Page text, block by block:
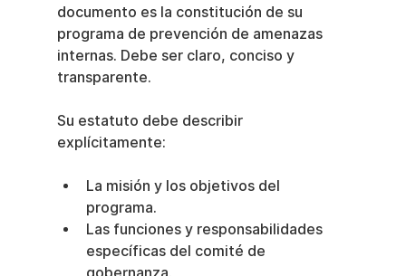
documento es la constitución de su
programa de prevención de amenazas
internas. Debe ser claro, conciso y
transparente.
Su estatuto debe describir
explícitamente:
La misión y los objetivos del
programa.
Las funciones y responsabilidades
específicas del comité de
gobernanza.